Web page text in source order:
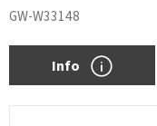
utformat för att effektivt
sprickor i vindrutan.
GW-W33148
Info